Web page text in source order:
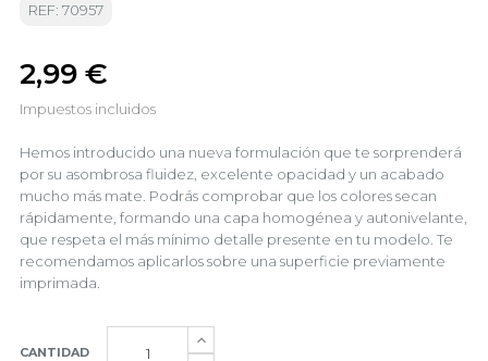
REF: 70957
2,99 €
Impuestos incluidos
Hemos introducido una nueva formulación que te sorprenderá
por su asombrosa fluidez, excelente opacidad y un acabado
mucho más mate. Podrás comprobar que los colores secan
rápidamente, formando una capa homogénea y autonivelante,
que respeta el más mínimo detalle presente en tu modelo. Te
recomendamos aplicarlos sobre una superficie previamente
imprimada.
CANTIDAD